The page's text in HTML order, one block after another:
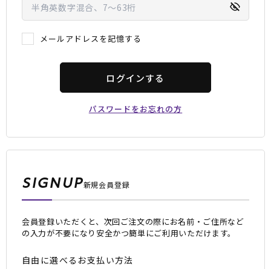
スタッフスナップ
お問い合わせ
ニュース
ムラサキスポーツ 公式アプリ
ポイント・クーポンもこのアプリで！
メールアドレスを記憶する
ログインする
パスワードをお忘れの方
SIGNUP新規会員登録
会員登録いただくと、次回ご注文の際にお名前・ご住所など
の入力が不要になり安全かつ簡単にご利用いただけます。
自由に選べるお支払い方法